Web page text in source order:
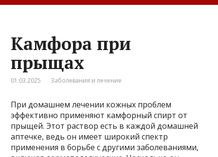
Камфора при
прыщах
01.03.2025 Заболевания и лечение
При домашнем лечении кожных проблем
эффективно применяют камфорный спирт от
прыщей. Этот раствор есть в каждой домашней
аптечке, ведь он имеет широкий спектр
применения в борьбе с другими заболеваниями,